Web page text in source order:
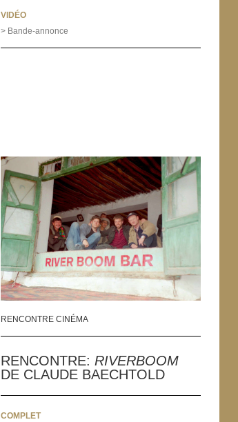
VIDÉO
> Bande-annonce
RENCONTRE CINÉMA
RENCONTRE: RIVERBOOM
DE CLAUDE BAECHTOLD
COMPLET